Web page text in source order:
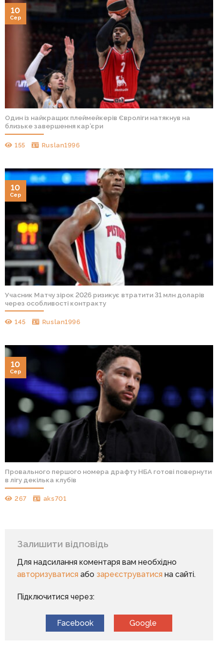
Один із найкращих плеймейкерів Євроліги натякнув на
близьке завершення кар’єри
155 Ruslan1996
10
Сер
Учасник Матчу зірок 2026 ризикує втратити 31 млн доларів
через особливості контракту
145 Ruslan1996
10
Сер
Провального першого номера драфту НБА готові повернути
в лігу декілька клубів
267 aks701
10
Сер
Залишити відповідь
Для надсилання коментаря вам необхідно
авторизуватисяабо зареєструватисяна сайті.
Підключитися через:
Facebook Google